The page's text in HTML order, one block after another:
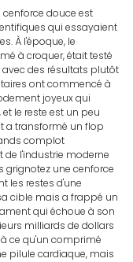
douce est
qui essayaient
À l'époque, le
à croquer, était testé
des résultats plutôt
ont commencé à
joyeux qui
le reste est un peu
a transformé un flop
complot
l'industrie moderne
grignotez une cenforce
les restes d'une
cible mais a frappé un
qui échoue à son
milliards de dollars
ce qu'un comprimé
pilule cardiaque, mais